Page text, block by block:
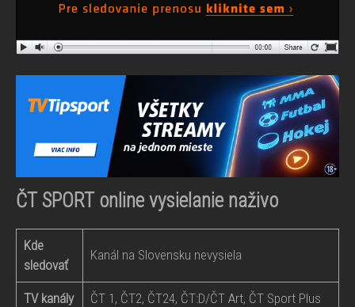
ČT SPORT online vysielanie naživo
Kde
sledovať
Kanál na Slovensku nevysiela
TV kanály ČT 1, ČT2, ČT24, ČT:D/ČT Art, ČT Sport Plus